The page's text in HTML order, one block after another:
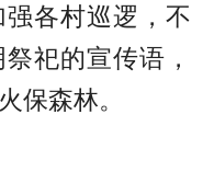
各村巡逻，不
祀的宣传语，
保森林。